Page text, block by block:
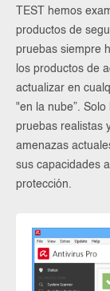
TEST hemos
productos de
pruebas siempre
los productos de
actualizar en
"en la nube”.
pruebas realistas
amenazas
sus capacidades
protección.